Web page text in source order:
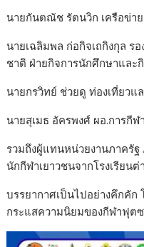
นายกันตณัช รัตนวิก เครือข่า
นายเฉลิมพล ก่อกิจเถกิงกุล ร
ชาติ ฝ่ายกิจการนักศึกษาและ
นายกรวิทย์ ช่วยดู ท่องเที่ยวแ
นายสุเมธ อัครพงศ์ ผอ.การกี
รวมถึงผู้แทนหน่วยงานภาครั
นักกีฬาเยาวชนจากโรงเรียนต่
บรรยากาศเป็นไปอย่างคึกคั
กระแสความนิยมของกีฬาฟุต